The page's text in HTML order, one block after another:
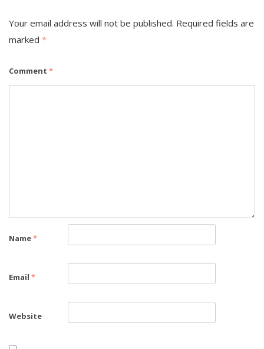
Your email address will not be published. Required fields are
marked *
Comment *
Name*
Email *
Website